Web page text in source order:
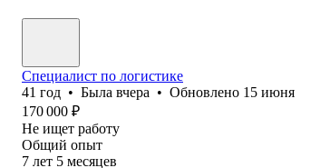
Специалист по логистике
41 год • Была вчера • Обновлено 15 июня
170 000 ₽
Не ищет работу
Общий опыт
7 лет 5 месяцев